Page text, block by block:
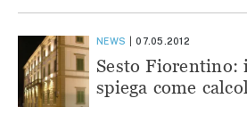
NEWS 07.05.2012
Sesto Fiorentino:
spiega come